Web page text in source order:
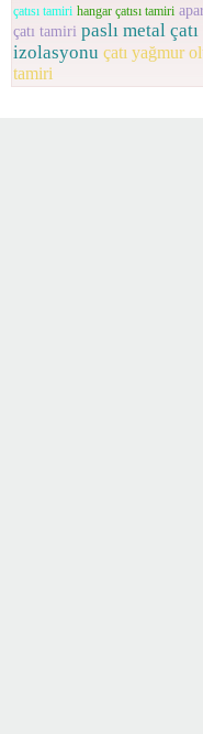
çatısı tamiri hangar çatısı tamiri
çatı tamiri paslı metal çatı
izolasyonu çatı yağmur
tamiri